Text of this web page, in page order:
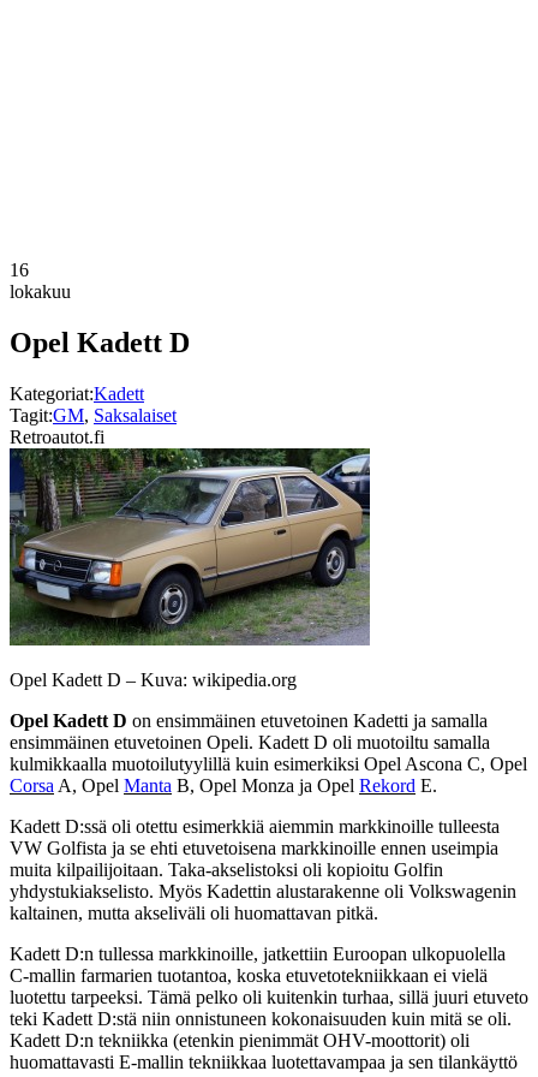
16
lokakuu
Opel Kadett D
Kategoriat:Kadett
Tagit:GM, Saksalaiset
Retroautot.fi
Opel Kadett D – Kuva: wikipedia.org
Opel Kadett D on ensimmäinen etuvetoinen Kadetti ja samalla
ensimmäinen etuvetoinen Opeli. Kadett D oli muotoiltu samalla
kulmikkaalla muotoilutyylillä kuin esimerkiksi Opel Ascona C, Opel
Corsa A, Opel Manta B, Opel Monza ja Opel Rekord E.
Kadett D:ssä oli otettu esimerkkiä aiemmin markkinoille tulleesta
VW Golfista ja se ehti etuvetoisena markkinoille ennen useimpia
muita kilpailijoitaan. Taka-akselistoksi oli kopioitu Golfin
yhdystukiakselisto. Myös Kadettin alustarakenne oli Volkswagenin
kaltainen, mutta akseliväli oli huomattavan pitkä.
Kadett D:n tullessa markkinoille, jatkettiin Euroopan ulkopuolella
C-mallin farmarien tuotantoa, koska etuvetotekniikkaan ei vielä
luotettu tarpeeksi. Tämä pelko oli kuitenkin turhaa, sillä juuri etuveto
teki Kadett D:stä niin onnistuneen kokonaisuuden kuin mitä se oli.
Kadett D:n tekniikka (etenkin pienimmät OHV-moottorit) oli
huomattavasti E-mallin tekniikkaa luotettavampaa ja sen tilankäyttö